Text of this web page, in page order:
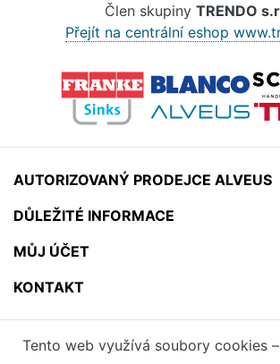
Člen skupiny TRENDO
Přejít na centrální eshop
AUTORIZOVANÝ PRODEJCE ALVEUS
DŮLEŽITÉ INFORMACE
MŮJ ÚČET
KONTAKT
Tento web využívá soubory cookies –